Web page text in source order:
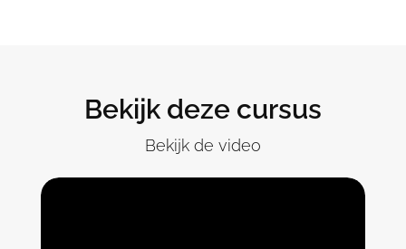
Bekijk deze cursus
Bekijk de video